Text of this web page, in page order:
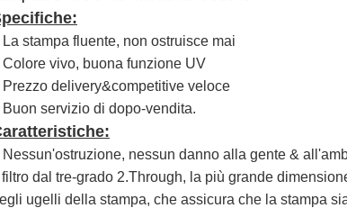
La stampa fluente, non ostruisce mai
Colore vivo, buona funzione UV
Prezzo delivery&competitive veloce
Buon servizio di dopo-vendita.
Nessun'ostruzione, nessun danno alla gente &
dal tre-grado 2.Through, la più grande
ugelli della stampa, che assicura che la stampa